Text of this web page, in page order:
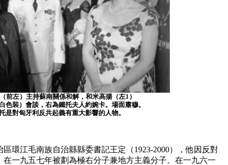
前左）主持蘇南關係和解，和米高揚（左1）
色裝）會談，右為鐵托夫人約婉卡。場面肅穆。
是對匈牙利反共起義有重大影響的人物。
區環江毛南族自治縣縣委書記王定（1923-2000），他因反對
一九五七年被劃為極右分子兼地方主義分子。在一九六一